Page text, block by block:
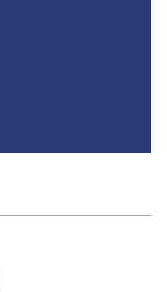
читать
и
новых